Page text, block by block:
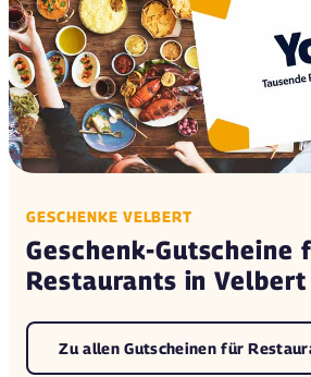
GESCHENKE VELBERT
Geschenk-Gutscheine
Restaurants in Velbert
Zu allen Gutscheinen für